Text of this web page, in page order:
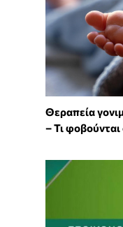
Θεραπεία
– Τι φοβούνται